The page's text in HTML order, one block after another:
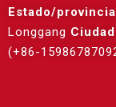
Estado/
Longgang
(+86-